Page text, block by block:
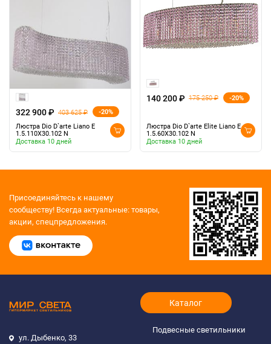
322 900 ₽ 403 625 ₽
-20%
Люстра Dio D`arte Liano E
1.5.110X30.102 N
Доставка 10 дней
140 200 ₽ 175 250 ₽ -20%
Люстра Dio D`arte Elite Liano E
1.5.60X30.102 N
Доставка 10 дней
Присоединяйтесь к нашему
сообществу! Всегда актуальные: товары,
акции, спецпредложения.
ул. Дыбенко, 33
Каталог
Подвесные светильники